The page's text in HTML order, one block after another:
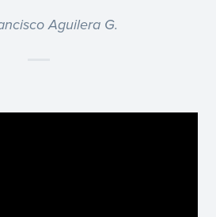
Aguilera G.